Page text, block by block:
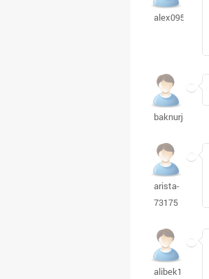
alex095
baknurjan734
arista-
73175
alibek1